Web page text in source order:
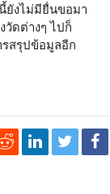
ยังไม่มียื่นขอมา
วัดต่างๆ ไปก็
รสรุปข้อมูลอีก